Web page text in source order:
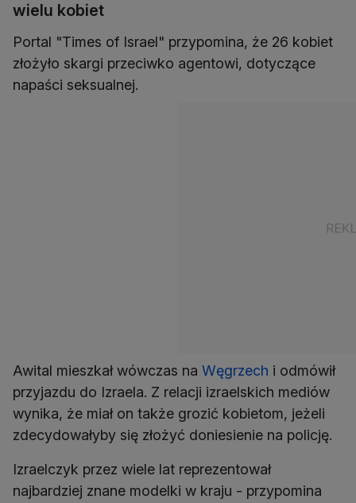
wielu kobiet
Portal "Times of Israel" przypomina, że 26 kobiet
złożyło skargi przeciwko agentowi, dotyczące
napaści seksualnej.
Awital mieszkał wówczas na Węgrzech i odmówił
przyjazdu do Izraela. Z relacji izraelskich mediów
wynika, że miał on także grozić kobietom, jeżeli
zdecydowałyby się złożyć doniesienie na policję.
Izraelczyk przez wiele lat reprezentował
najbardziej znane modelki w kraju - przypomina